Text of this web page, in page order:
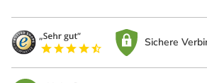
Sichere